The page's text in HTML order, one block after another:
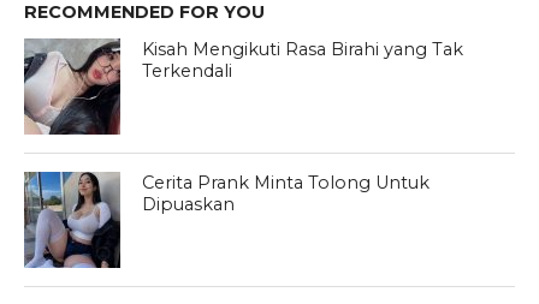
RECOMMENDED FOR YOU
Kisah Mengikuti Rasa Birahi yang Tak
Terkendali
Cerita Prank Minta Tolong Untuk
Dipuaskan